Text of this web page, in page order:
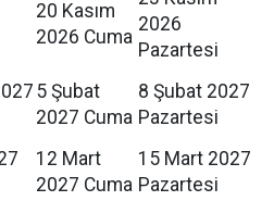
20 Kasım
2026 Cuma
2026
Pazartesi
5 Şubat
2027 Cuma
8 Şubat 2027
Pazartesi
12 Mart
2027 Cuma
15 Mart 2027
Pazartesi